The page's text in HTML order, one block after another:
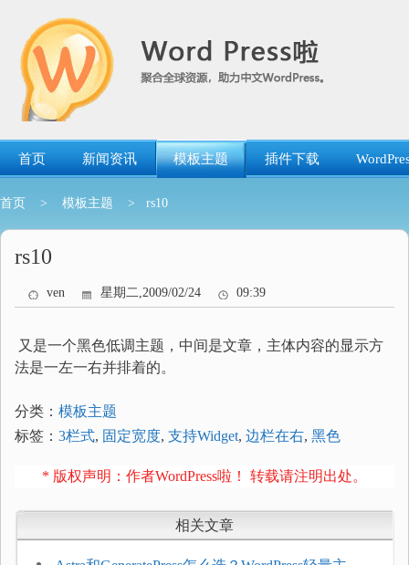
首页 新闻资讯 模板主题 插件下载
首页 > 模板主题 > rs10
rs10
ven 星期二,2009/02/24 09:39
又是一个黑色低调主题，中间是文章，主体内容的显示方
法是一左一右并排着的。
分类： 模板主题
标签： 3栏式, 固定宽度, 支持Widget, 边栏在右, 黑色
* 版权声明：作者WordPress啦！ 转载请注明出处。
相关文章